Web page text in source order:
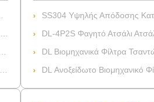
SS304 Υψηλής Απόδοσης
DL-4P2S Φαγητό Ατσάλι Ατσάλι Βόρειο
DL Βιομηχανικά Φίλτρα Τσαντών
DL Ανοξείδωτο Βιομηχανικό Φίλτρο